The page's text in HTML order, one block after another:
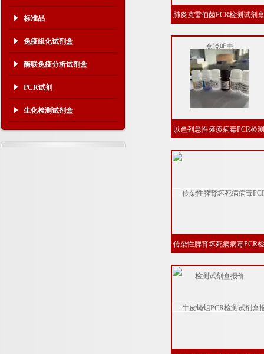
标准品
免疫组化试剂盒
酶联免疫分析试剂盒
PCR试剂
生化检测试剂盒
肺炎克雷伯菌PCR检测试剂
以色列急性瘫痪病毒PCR检
传染性脾肾坏死病病毒PCR